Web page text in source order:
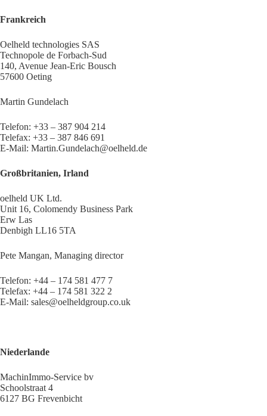
Frankreich
Oelheld technologies SAS
Technopole de Forbach-Sud
140, Avenue Jean-Eric Bousch
57600 Oeting
Martin Gundelach
Telefon: +33 – 387 904 214
Telefax: +33 – 387 846 691
E-Mail: Martin.Gundelach@oelheld.de
Großbritanien, Irland
oelheld UK Ltd.
Unit 16, Colomendy Business Park
Erw Las
Denbigh LL16 5TA
Pete Mangan, Managing director
Telefon: +44 – 174 581 477 7
Telefax: +44 – 174 581 322 2
E-Mail: sales@oelheldgroup.co.uk
Niederlande
MachinImmo-Service bv
Schoolstraat 4
6127 BG Frevenbicht